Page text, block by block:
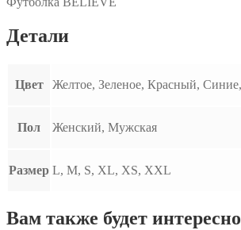
Детали
Цвет Желтое, Зеленое, Красный,
Пол Женский, Мужская
Размер L, M, S, XL, XS, XXL
Вам также будет